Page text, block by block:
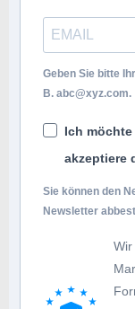
Geben Sie bitte
B. abc@xyz.com.
Ich
akzeptiere
Sie können den
Newsletter
Wir